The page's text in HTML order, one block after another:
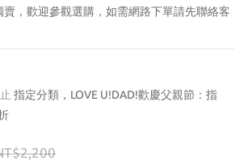
賣，歡迎參觀選購，如需網路下單請先聯絡客
指定分類，LOVE U!DAD!歡慶父親節：指